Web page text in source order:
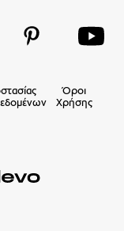
Όροι
Χρήσης